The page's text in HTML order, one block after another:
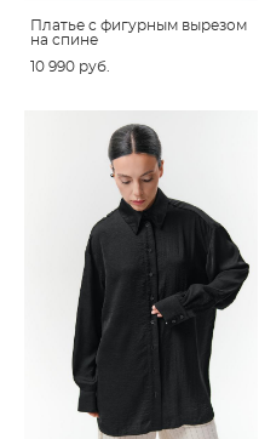
Платье c фигурным вырезом
на спине
10 990 pуб.